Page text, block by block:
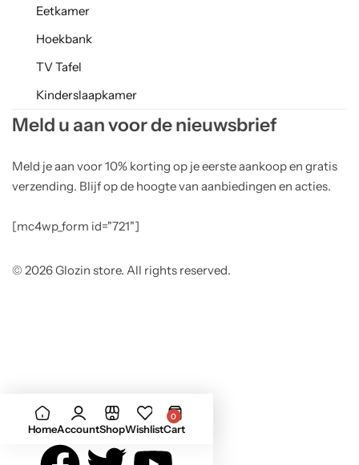
Eetkamer
Hoekbank
TV Tafel
Kinderslaapkamer
Meld u aan voor de nieuwsbrief
Meld je aan voor 10% korting op je eerste aankoop en gratis
verzending. Blijf op de hoogte van aanbiedingen en acties.
[mc4wp_form id="721"]
© 2026 Glozin store. All rights reserved.
HomeAccountShopWishlist
0
Cart